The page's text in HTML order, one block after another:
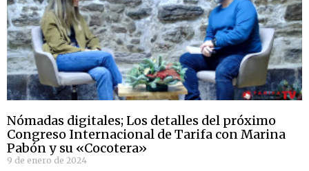
Nómadas digitales; Los detalles del próximo
Congreso Internacional de Tarifa con Marina
Pabón y su «Cocotera»
9 de enero de 2024